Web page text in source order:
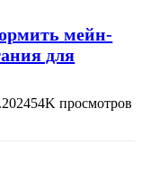
мейн-
для
54Kпросмотров